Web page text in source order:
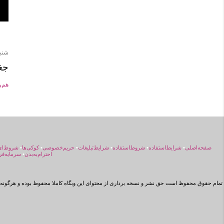
شنبه,
صفحه‌اصلی• شرایط‌استفاده• شروط‌استفاده• شرایط‌تبلیغات• حریم‌خصوصی•کوکی‌ها•
احترام‌به‌بدن•
تمام حقوق محفوظ است حق نشر و نسخه برداری از محتوای این وبگاه کاملا محفوظ بوده و